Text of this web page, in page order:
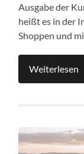
Ausgabe der
heißt es in der
Shoppen und
Weiterlesen